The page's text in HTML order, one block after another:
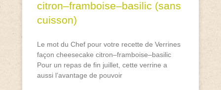
citron–framboise–basilic (sans
cuisson)
Le mot du Chef pour votre recette de Verrines
façon cheesecake citron–framboise–basilic
Pour un repas de fin juillet, cette verrine a
aussi l’avantage de pouvoir